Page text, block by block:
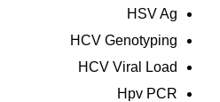
HSV Ag
HCV Genotyping
HCV Viral Load
Hpv PCR